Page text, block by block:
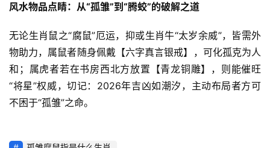
风水物品点睛：从“孤雏”到“腾蛟”的破解之道
无论生肖鼠之“腐鼠”厄运，抑或生肖牛“太岁余威”，皆需外
物助力，属鼠者随身佩戴【六字真言银戒】，可化孤克为人
和；属虎者若在书房西北方放置【青龙铜雕】，则能催旺
“将星”权威，切记：2026年吉凶如潮汐，主动布局者方可
不困于“孤雏”之命。